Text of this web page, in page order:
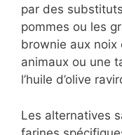
Café
aux
Pour satisfaire
alimentaires
le plaisir gustatif.